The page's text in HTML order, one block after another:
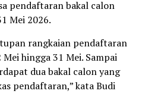
pendaftaran bakal calon
Mei 2026.
rangkaian pendaftaran
hingga 31 Mei. Sampai
dua bakal calon yang
pendaftaran,” kata Budi